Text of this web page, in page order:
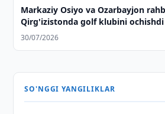
Markaziy Osiyo va Ozarbayjon
Qirg'izistonda golf klubini ochishdi
30/07/2026
SO'NGGI YANGILIKLAR